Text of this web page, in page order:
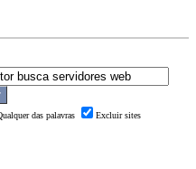
das palavras
Excluir sites